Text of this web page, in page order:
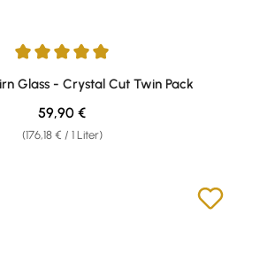
Bewertung von 5 von 5 Sternen
Glass - Crystal Cut Twin Pack
(176,18 € / 1 Liter)
Regulärer Preis:
59,90 €